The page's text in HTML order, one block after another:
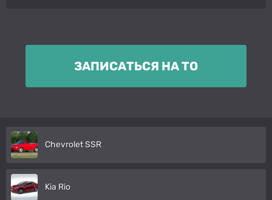
ЗАПИСАТЬСЯ НА ТО
Chevrolet SSR
Kia Rio